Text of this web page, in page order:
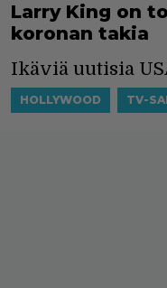
Larry King on
koronan takia
Ikäviä uutisia
HOLLYWOOD TV-